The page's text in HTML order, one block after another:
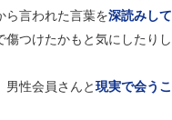
ら言われた言葉を深読みして
つけたかもと気にしたりし
性会員さんと現実で会うこ